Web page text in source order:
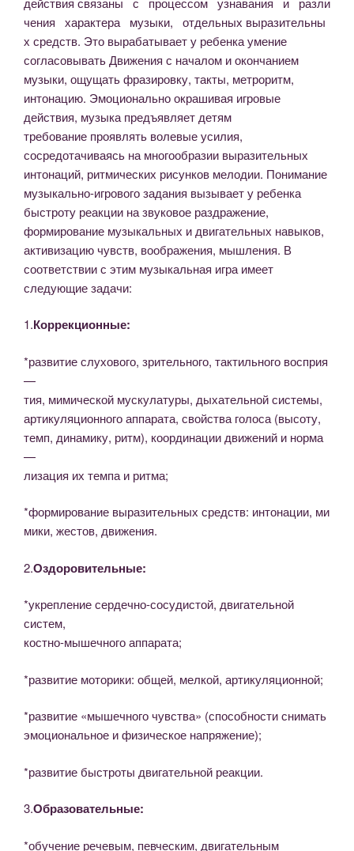
чения характера музыки, отдельных выразительны
х средств. Это вырабатывает у ребенка умение
согласовывать Движения с началом и окончанием
музыки, ощущать фразировку, такты, метроритм,
интонацию. Эмоционально окрашивая игровые
действия, музыка предъявляет детям
требование проявлять волевые усилия,
сосредотачиваясь на многообразии выразительных
интонаций, ритмических рисунков мелодии. Понимание
музыкально-игрового задания вызывает у ребенка
быстроту реакции на звуковое раздражение,
формирование музыкальных и двигательных навыков,
активизацию чувств, воображения, мышления. В
соответствии с этим музыкальная игра имеет
следующие задачи:
1.Коррекционные:
*развитие слухового, зрительного, тактильного восприя
—
тия, мимической мускулатуры, дыхательной системы,
артикуляционного аппарата, свойства голоса (высоту,
темп, динамику, ритм), координации движений и норма
—
лизация их темпа и ритма;
*формирование выразительных средств: интонации, ми­
мики, жестов, движения.
2.Оздоровительные:
*укрепление сердечно-сосудистой, двигательной
систем,
костно-мышечного аппарата;
*развитие моторики: общей, мелкой, артикуляционной;
*развитие «мышечного чувства» (способности снимать
эмоциональное и физическое напряжение);
*развитие быстроты двигательной реакции.
3.Образовательные:
*обучение речевым, певческим, двигательным